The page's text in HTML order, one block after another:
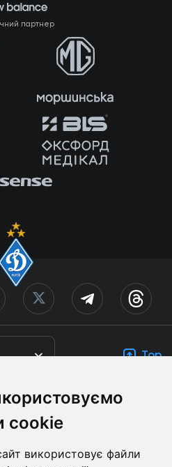
cookie
використовує файли
партнер
Top
Медіа
Динамо TV
Фотогалерея